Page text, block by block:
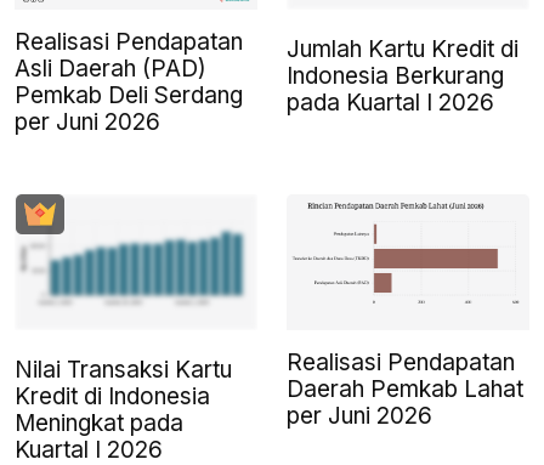
Realisasi Pendapatan
Asli Daerah (PAD)
Pemkab Deli Serdang
per Juni 2026
Jumlah Kartu Kredit di
Indonesia Berkurang
pada Kuartal I 2026
Nilai Transaksi Kartu
Kredit di Indonesia
Meningkat pada
Kuartal I 2026
Realisasi Pendapatan
Daerah Pemkab Lahat
per Juni 2026